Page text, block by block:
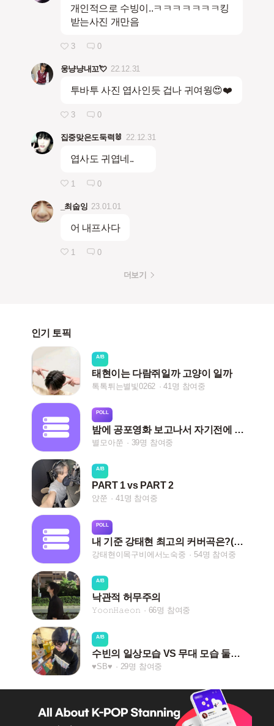
개인적으로 수빙이..ㅋㅋㅋㅋㅋㅋㅋ킹
받는사진 개만음
3 0
웅냥냥내꼬💘 22.12.31
투바투 사진 엽사인듯 겁나 귀여웡😍❤️
3 0
집중맞은도둑력🐰 22.12.31
엽사도 귀엽네..
1 0
_최숩잉 23.01.01
어 내프사다
1 0
더보기
인기 토픽
A/B
태현이는 다람쥐일까 고양이 일까
톡톡튀는별빛0262 41명 참여중
POLL
밤에 공포영화 보고나서 자기전에 그는 (수빈 범규 태현/남친ver)
별모아쭌 39명 참여중
A/B
PART 1 vs PART 2
얁쭌 41명 참여중
POLL
내 기준 강태현 최고의 커버곡은?(보컬)
강태현이목구비에서노숙중 54명 참여중
A/B
낙관적 허무주의
𝚈𝚘𝚘𝚗𝙷𝚊𝚎𝚘𝚗 66명 참여중
A/B
수빈의 일상모습 VS 무대 모습 둘중 뭐가 더 좋으신가요?
♥SB♥ 29명 참여중